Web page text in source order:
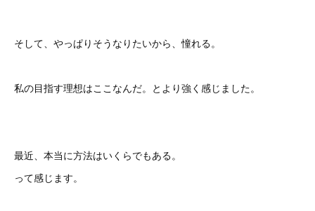
そして、やっぱりそうなりたいから、憧れる。
私の目指す理想はここなんだ。とより強く感じました。
最近、本当に方法はいくらでもある。
って感じます。